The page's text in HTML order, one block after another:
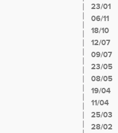
23/01
06/11
18/10
12/07
09/07
23/05
08/05
19/04
11/04
25/03
28/02